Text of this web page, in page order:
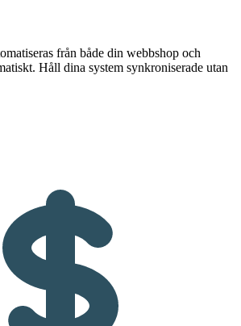
från både din webbshop och
Håll dina system synkroniserade utan